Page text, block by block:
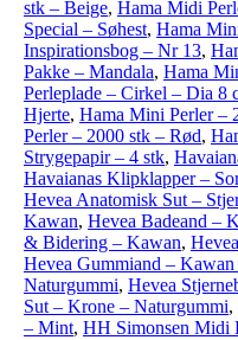
stk – Beige, Hama Midi
Special – Søhest, Hama
Inspirationsbog – Nr 13,
Pakke – Mandala, Hama
Perleplade – Cirkel – Dia 8
Hjerte, Hama Mini Perler –
Perler – 2000 stk – Rød,
Strygepapir – 4 stk,
Havaianas Klipklapper –
Hevea Anatomisk Sut –
Kawan, Hevea Badeand –
& Bidering – Kawan,
Hevea Gummiand –
Naturgummi, Hevea
Sut – Krone – Naturgummi,
– Mint, HH Simonsen Midi